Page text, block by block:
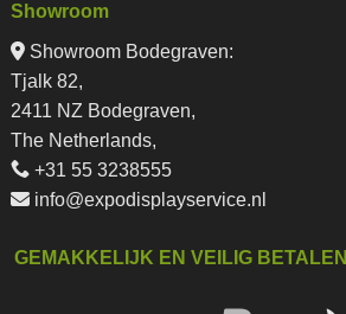
Showroom
Showroom Bodegraven:
Tjalk 82,
2411 NZ Bodegraven,
The Netherlands,
+31 55 3238555
info@expodisplayservice.nl
GEMAKKELIJK EN VEILIG BETALEN